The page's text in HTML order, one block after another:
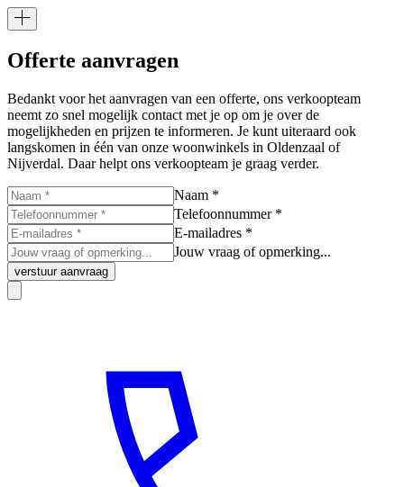
Offerte aanvragen
Bedankt voor het aanvragen van een offerte, ons verkoopteam
neemt zo snel mogelijk contact met je op om je over de
mogelijkheden en prijzen te informeren. Je kunt uiteraard ook
langskomen in één van onze woonwinkels in Oldenzaal of
Nijverdal. Daar helpt ons verkoopteam je graag verder.
Naam *
Telefoonnummer *
E-mailadres *
Jouw vraag of opmerking...
verstuur aanvraag